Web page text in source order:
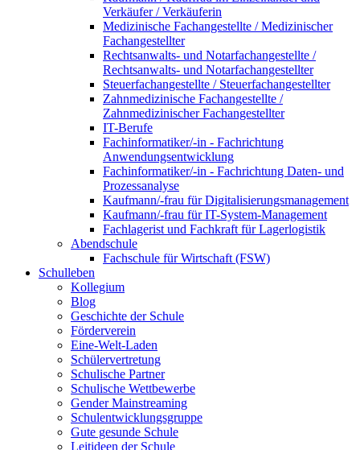
Verkäufer / Verkäuferin
Medizinische Fachangestellte / Medizinischer
Fachangestellter
Rechtsanwalts- und Notarfachangestellte /
Rechtsanwalts- und Notarfachangestellter
Steuerfachangestellte / Steuerfachangestellter
Zahnmedizinische Fachangestellte /
Zahnmedizinischer Fachangestellter
IT-Berufe
Fachinformatiker/-in - Fachrichtung
Anwendungsentwicklung
Fachinformatiker/-in - Fachrichtung Daten- und
Prozessanalyse
Kaufmann/-frau für Digitalisierungsmanagement
Kaufmann/-frau für IT-System-Management
Fachlagerist und Fachkraft für Lagerlogistik
Abendschule
Fachschule für Wirtschaft (FSW)
Schulleben
Kollegium
Blog
Geschichte der Schule
Förderverein
Eine-Welt-Laden
Schülervertretung
Schulische Partner
Schulische Wettbewerbe
Gender Mainstreaming
Schulentwicklungsgruppe
Gute gesunde Schule
Leitideen der Schule